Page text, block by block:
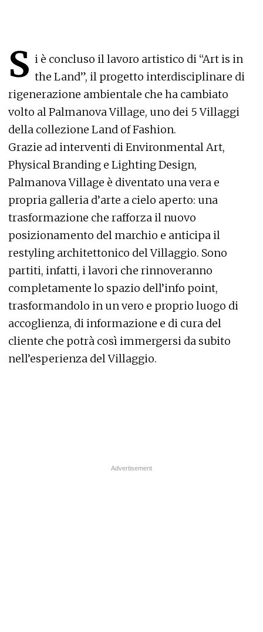
S i è concluso il lavoro artistico di “Art is in
the Land”, il progetto interdisciplinare di
rigenerazione ambientale che ha cambiato
volto al Palmanova Village, uno dei 5 Villaggi
della collezione Land of Fashion.
Grazie ad interventi di Environmental Art,
Physical Branding e Lighting Design,
Palmanova Village è diventato una vera e
propria galleria d’arte a cielo aperto: una
trasformazione che rafforza il nuovo
posizionamento del marchio e anticipa il
restyling architettonico del Villaggio. Sono
partiti, infatti, i lavori che rinnoveranno
completamente lo spazio dell’info point,
trasformandolo in un vero e proprio luogo di
accoglienza, di informazione e di cura del
cliente che potrà così immergersi da subito
nell’esperienza del Villaggio.